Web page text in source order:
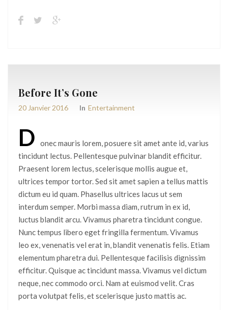
Before It’s Gone
20 Janvier 2016 In Entertainment
D
onec mauris lorem, posuere sit amet ante id, varius
tincidunt lectus. Pellentesque pulvinar blandit efficitur.
Praesent lorem lectus, scelerisque mollis augue et,
ultrices tempor tortor. Sed sit amet sapien a tellus mattis
dictum eu id quam. Phasellus ultrices lacus ut sem
interdum semper. Morbi massa diam, rutrum in ex id,
luctus blandit arcu. Vivamus pharetra tincidunt congue.
Nunc tempus libero eget fringilla fermentum. Vivamus
leo ex, venenatis vel erat in, blandit venenatis felis. Etiam
elementum pharetra dui. Pellentesque facilisis dignissim
efficitur. Quisque ac tincidunt massa. Vivamus vel dictum
neque, nec commodo orci. Nam at euismod velit. Cras
porta volutpat felis, et scelerisque justo mattis ac.